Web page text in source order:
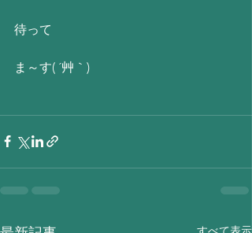
待って
ま～す( ´艸｀)